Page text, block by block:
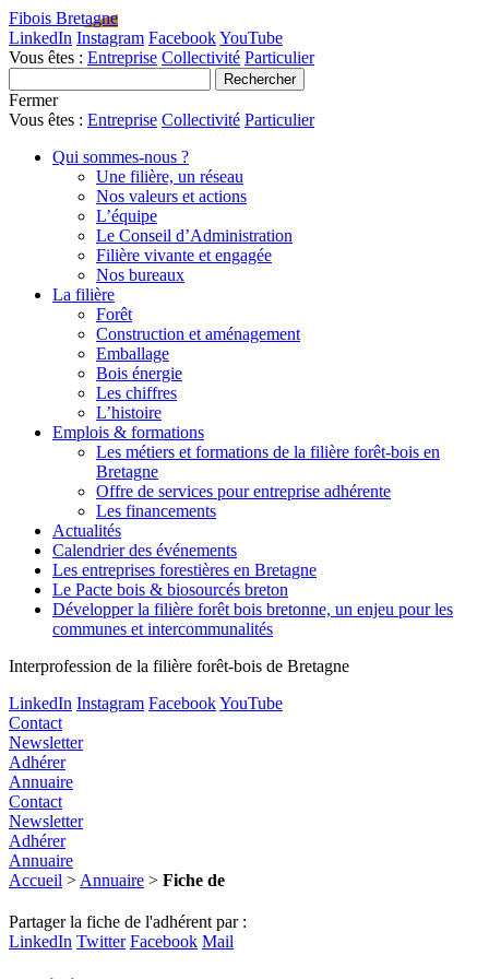
Fibois Bretagne
LinkedIn Instagram FacebookYouTube
Vous êtes : Entreprise Collectivité Particulier
Fermer
Vous êtes : Entreprise Collectivité Particulier
Qui sommes-nous ?
Une filière, un réseau
Nos valeurs et actions
L’équipe
Le Conseil d’Administration
Filière vivante et engagée
Nos bureaux
La filière
Forêt
Construction et aménagement
Emballage
Bois énergie
Les chiffres
L’histoire
Emplois & formations
Les métiers et formations de la filière forêt-bois en
Bretagne
Offre de services pour entreprise adhérente
Les financements
Actualités
Calendrier des événements
Les entreprises forestières en Bretagne
Le Pacte bois & biosourcés breton
Développer la filière forêt bois bretonne, un enjeu pour les
communes et intercommunalités
Interprofession de la filière forêt-bois de Bretagne
LinkedIn Instagram FacebookYouTube
Contact
Newsletter
Adhérer
Annuaire
Contact
Newsletter
Adhérer
Annuaire
Accueil > Annuaire > Fiche de
Partager la fiche de l'adhérent par :
LinkedIn Twitter Facebook Mail